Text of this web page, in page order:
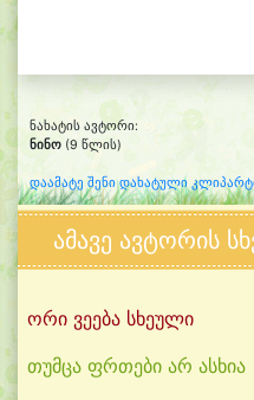
ნახატის ავტორი:
ნინო (9 წლის)
დაამატე შენი დახატული
ამავე ავტორის
ორი ვეება სხეული
თუმცა ფრთები არ ასხია